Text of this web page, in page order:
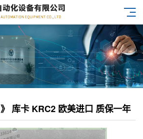
》 库卡 KRC2 欧美进口 质保一年